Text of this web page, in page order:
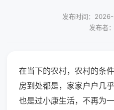
发布时间：
发布者
在当下的农村，农村的条
房到处都是，家家户户几
也是过小康生活，不再为